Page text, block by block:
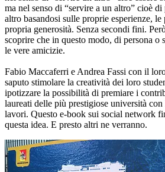
ma nel senso di “servire a un altro” cioè
altro basandosi sulle proprie esperienze, le
propria generosità. Senza secondi fini.
scoprire che in questo modo, di persona o
le vere amicizie.
Fabio Maccaferri e Andrea Fassi con il
saputo stimolare la creatività dei loro
ipotizzare la possibilità di premiare i
laureati delle più prestigiose università
lavori. Questo e-book sui social network
questa idea. E presto altri ne verranno.